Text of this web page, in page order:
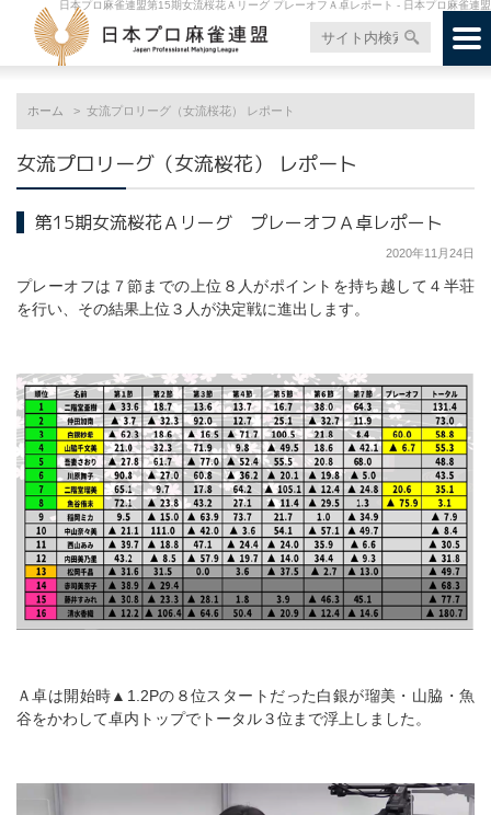
日本プロ麻雀連盟第15期女流桜花Ａリーグ プレーオフＡ卓レポート - 日本プロ麻雀連盟
ホーム 女流プロリーグ（女流桜花） レポート
女流プロリーグ（女流桜花） レポート
第15期女流桜花Ａリーグ プレーオフＡ卓レポート
2020年11月24日
プレーオフは７節までの上位８人がポイントを持ち越して４半荘
を行い、その結果上位３人が決定戦に進出します。
Ａ卓は開始時▲1.2Pの８位スタートだった白銀が瑠美・山脇・魚
谷をかわして卓内トップでトータル３位まで浮上しました。